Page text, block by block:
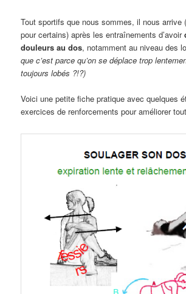
Tout sportifs que nous sommes, il nous arrive
pour certains) après les entraînements d’avoir
douleurs au dos, notamment au niveau des
que c’est parce qu’on se déplace trop
toujours lobés ?!?)
Voici une petite fiche pratique avec quelques
exercices de renforcements pour améliorer